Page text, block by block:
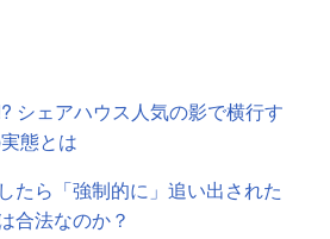
シェアハウス人気の影で横行す
態とは
たら「強制的に」追い出された
法なのか？